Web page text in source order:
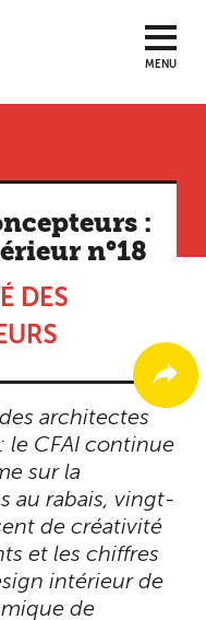
MENU
:
n°18
DES
architectes
le CFAI continue
sur la
au rabais, vingt-
de créativité
et les chiffres
intérieur de
de